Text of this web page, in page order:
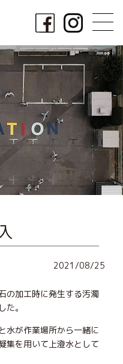
2021/08/25
の加工時に発生する汚濁
。
水が作業場所から一緒に
集を用いて上澄水として